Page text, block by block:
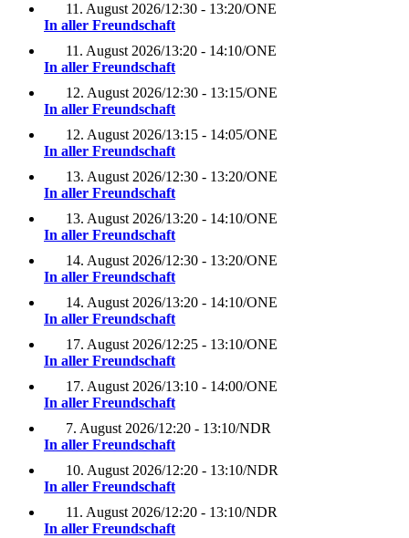
11. August 2026/12:30 - 13:20/ONE
In aller Freundschaft
11. August 2026/13:20 - 14:10/ONE
In aller Freundschaft
12. August 2026/12:30 - 13:15/ONE
In aller Freundschaft
12. August 2026/13:15 - 14:05/ONE
In aller Freundschaft
13. August 2026/12:30 - 13:20/ONE
In aller Freundschaft
13. August 2026/13:20 - 14:10/ONE
In aller Freundschaft
14. August 2026/12:30 - 13:20/ONE
In aller Freundschaft
14. August 2026/13:20 - 14:10/ONE
In aller Freundschaft
17. August 2026/12:25 - 13:10/ONE
In aller Freundschaft
17. August 2026/13:10 - 14:00/ONE
In aller Freundschaft
7. August 2026/12:20 - 13:10/NDR
In aller Freundschaft
10. August 2026/12:20 - 13:10/NDR
In aller Freundschaft
11. August 2026/12:20 - 13:10/NDR
In aller Freundschaft